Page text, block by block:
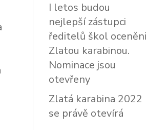
I letos budou
nejlepší zástupci
ředitelů škol oceněni
Zlatou karabinou.
Nominace jsou
otevřeny
Zlatá karabina 2022
se právě otevírá